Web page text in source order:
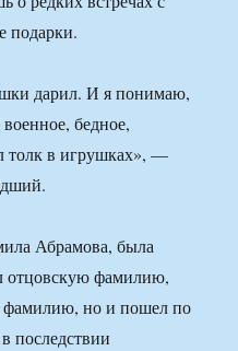
подарки.
дарил. И я понимаю,
бедное,
толк в игрушках», —
Абрамова, была
отцовскую фамилию,
фамилию, но и пошел по
последствии